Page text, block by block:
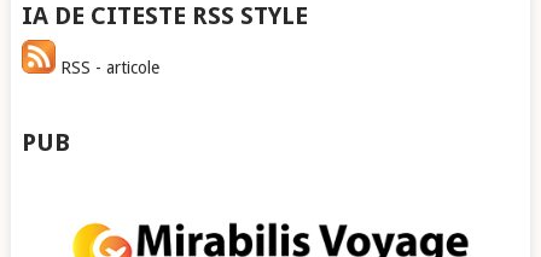
IA DE CITESTE RSS STYLE
RSS - articole
PUB